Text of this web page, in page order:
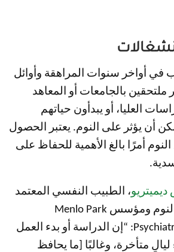
في أواخر سنوات المراهقة وأوائل
ملتحقين بالجامعات أو المعاهد
العليا، أو يبدأون حياتهم
أن يؤثر على النوم. يعتبر الحصول
أمرًا بالغ الأهمية للحفاظ على
ديميتريو، الطبيب النفسي المعتمد
والمختص في طب النوم ومؤسس Menlo Park
Psychiatry & Sleep Medicine: “إن الدراسة أو بدء العمل
متأخرة، وغالبًا [ما يحافظ